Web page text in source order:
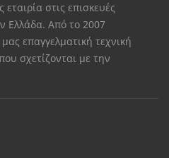
στις επισκευές
Ελλάδα. Από το 2007
επαγγελματική τεχνική
σχετίζονται με την